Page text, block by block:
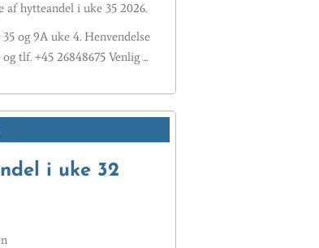
hytteandel i uke 35 2026.
og 9A uke 4. Henvendelse
og tlf. +45 26848675 Venlig ...
i uke 32